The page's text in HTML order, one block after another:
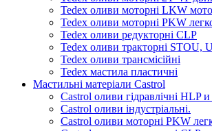
Tedex оливи моторні LKW
Tedex оливи моторні PKW
Tedex оливи редукторні CLP
Tedex оливи тракторні STOU,
Tedex оливи трансмісійні
Tedex мастила пластичні
Мастильні матеріали Castrol
Castrol оливи гідравлічні HLP
Castrol оливи індустріальні.
Castrol оливи моторні PKW